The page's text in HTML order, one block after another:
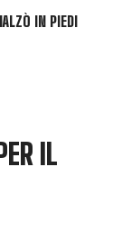
IN PIEDI
IL